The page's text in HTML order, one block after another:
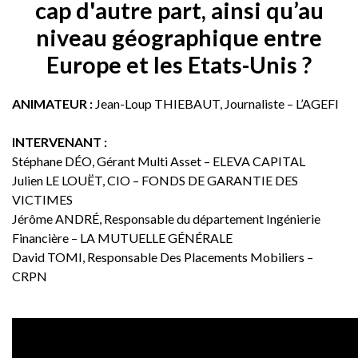
cap d'autre part, ainsi qu’au
niveau géographique entre
Europe et les Etats-Unis ?
ANIMATEUR : Jean-Loup THIEBAUT, Journaliste – L’AGEFI
INTERVENANT :
Stéphane DÉO, Gérant Multi Asset – ELEVA CAPITAL
Julien LE LOUËT, CIO – FONDS DE GARANTIE DES
VICTIMES
Jérôme ANDRÉ, Responsable du département Ingénierie
Financière – LA MUTUELLE GÉNÉRALE
David TOMI, Responsable Des Placements Mobiliers –
CRPN